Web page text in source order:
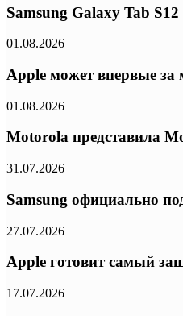
Samsung Galaxy Tab
01.08.2026
Apple может впервые за
01.08.2026
Motorola представила
31.07.2026
Samsung официально
27.07.2026
Apple готовит самый
17.07.2026